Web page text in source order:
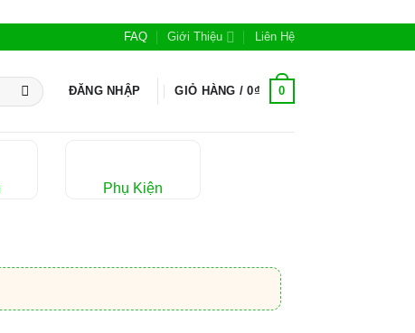
FAQ Giới Thiệu Liên Hệ
ĐĂNG NHẬP GIỎ HÀNG /0₫ 0
Phụ Kiện